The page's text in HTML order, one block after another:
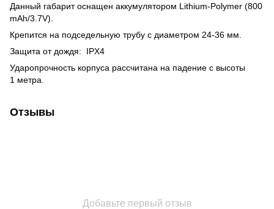
Данный габарит оснащен аккумулятором Lithium-Polymer (800
mAh/3.7V).
Крепится на подседельную трубу с диаметром 24-36 мм.
Защита от дождя: IPX4
Ударопрочность корпуса рассчитана на падение с высоты
1 метра.
Отзывы
Добавьте первый отзыв